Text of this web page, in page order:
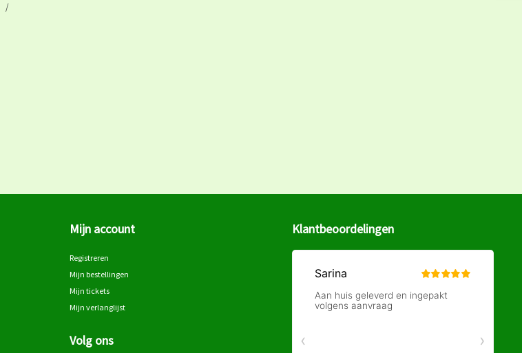
/
Mijn account
Registreren
Mijn bestellingen
Mijn tickets
Mijn verlanglijst
Volg ons
Klantbeoordelingen